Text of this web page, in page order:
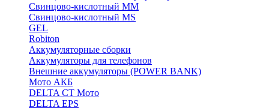
Cвинцово-кислотный MM
Cвинцово-кислотный MS
GEL
Robiton
Аккумуляторные сборки
Аккумуляторы для телефонов
Внешние аккумуляторы (POWER BANK)
Мото АКБ
DELTA CT Мото
DELTA EPS